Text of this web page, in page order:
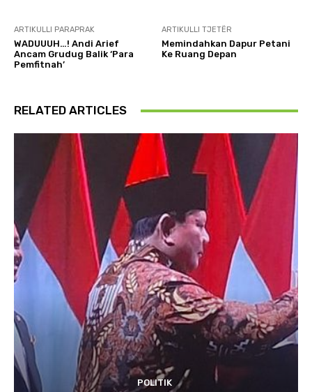
ARTIKULLI PARAPRAK
WADUUUH…! Andi Arief
Ancam Grudug Balik ‘Para
Pemfitnah’
ARTIKULLI TJETËR
Memindahkan Dapur Petani
Ke Ruang Depan
RELATED ARTICLES
POLITIK